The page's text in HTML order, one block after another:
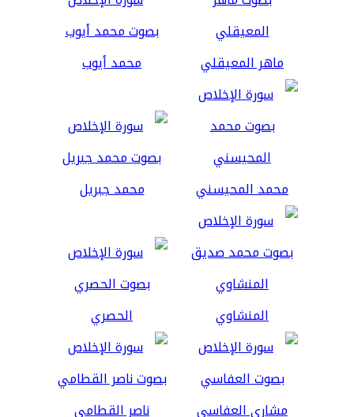
ماهر المعيقلي محمد أيوب
محمد المحيسني محمد جبريل
المنشاوي الحصري
مشاري العفاسي ناصر القطامي